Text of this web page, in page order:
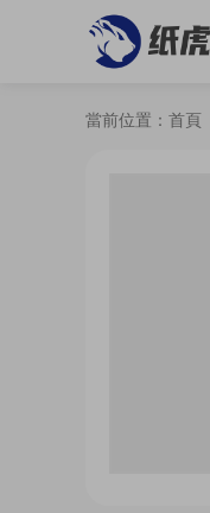
當前位置： 首頁